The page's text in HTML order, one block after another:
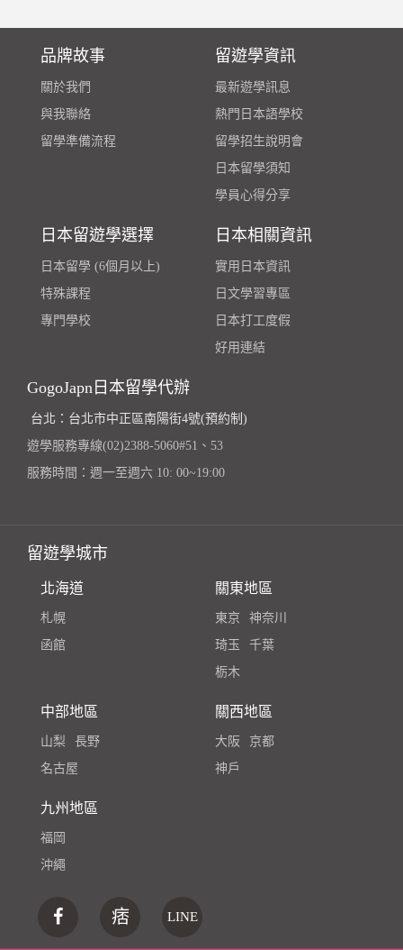
品牌故事
關於我們
與我聯絡
留學準備流程
留遊學資訊
最新遊學訊息
熱門日本語學校
留學招生說明會
日本留學須知
學員心得分享
日本留遊學選擇
日本留學 (6個月以上)
特殊課程
專門學校
日本相關資訊
實用日本資訊
日文學習專區
日本打工度假
好用連結
GogoJapn日本留學代辦
台北：台北市中正區南陽街4號(預約制)
遊學服務專線(02)2388-5060#51、53
服務時間：週一至週六 10: 00~19:00
留遊學城市
北海道
札幌
函館
關東地區
東京
神奈川
琦玉
千葉
栃木
中部地區
山梨
長野
名古屋
關西地區
大阪
京都
神戶
九州地區
福岡
沖繩
痞 LINE